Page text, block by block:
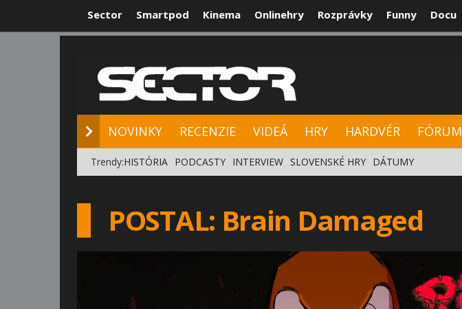
Sector Smartpod Kinema Onlinehry Rozprávky Funny Docu
NOVINKY RECENZIE VIDEÁ HRY HARDVÉR FÓRUM
Trendy:HISTÓRIA PODCASTY INTERVIEW SLOVENSKÉ HRY DÁTUMY
POSTAL: Brain Damaged